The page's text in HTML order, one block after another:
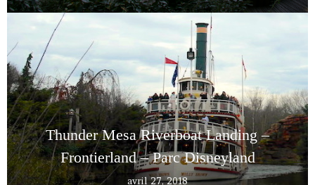
Thunder Mesa Riverboat Landing –
Frontierland – Parc Disneyland
avril 27, 2018